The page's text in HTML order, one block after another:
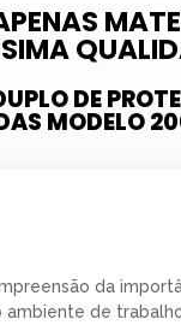
DE
MODELO
da
ambiente de